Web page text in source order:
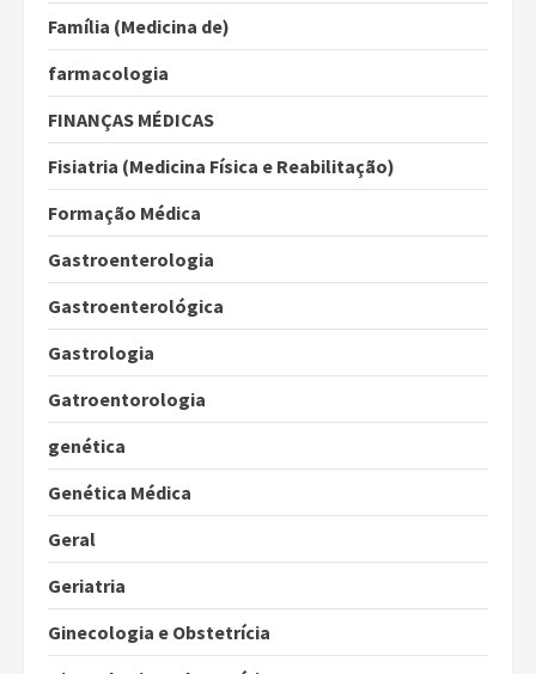
Família (Medicina de)
farmacologia
FINANÇAS MÉDICAS
Fisiatria (Medicina Física e Reabilitação)
Formação Médica
Gastroenterologia
Gastroenterológica
Gastrologia
Gatroentorologia
genética
Genética Médica
Geral
Geriatria
Ginecologia e Obstetrícia